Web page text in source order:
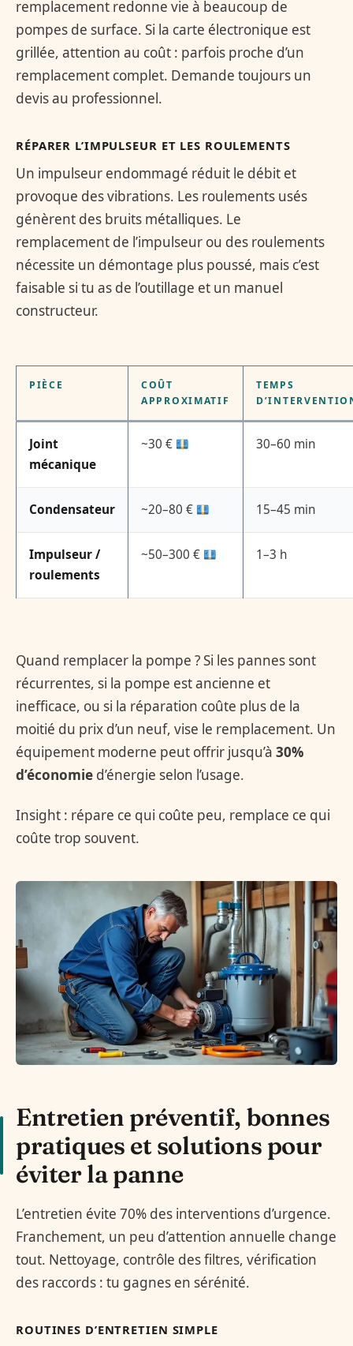
remplacement redonne vie à beaucoup de
pompes de surface. Si la carte électronique est
grillée, attention au coût : parfois proche d’un
remplacement complet. Demande toujours un
devis au professionnel.
RÉPARER L’IMPULSEUR ET LES ROULEMENTS
Un impulseur endommagé réduit le débit et
provoque des vibrations. Les roulements usés
génèrent des bruits métalliques. Le
remplacement de l’impulseur ou des roulements
nécessite un démontage plus poussé, mais c’est
faisable si tu as de l’outillage et un manuel
constructeur.
PIÈCE
COÛT
APPROXIMATIF
TEMPS
Joint
mécanique
~30 € 30–60 min
Condensateur ~20–80 € 15–45 min
Impulseur /
roulements
~50–300 € 1–3 h
Quand remplacer la pompe ? Si les pannes sont
récurrentes, si la pompe est ancienne et
inefficace, ou si la réparation coûte plus de la
moitié du prix d’un neuf, vise le remplacement. Un
équipement moderne peut offrir jusqu’à 30%
d’économie d’énergie selon l’usage.
Insight : répare ce qui coûte peu, remplace ce qui
coûte trop souvent.
Entretien préventif, bonnes
pratiques et solutions pour
éviter la panne
L’entretien évite 70% des interventions d’urgence.
Franchement, un peu d’attention annuelle change
tout. Nettoyage, contrôle des filtres, vérification
des raccords : tu gagnes en sérénité.
ROUTINES D’ENTRETIEN SIMPLE